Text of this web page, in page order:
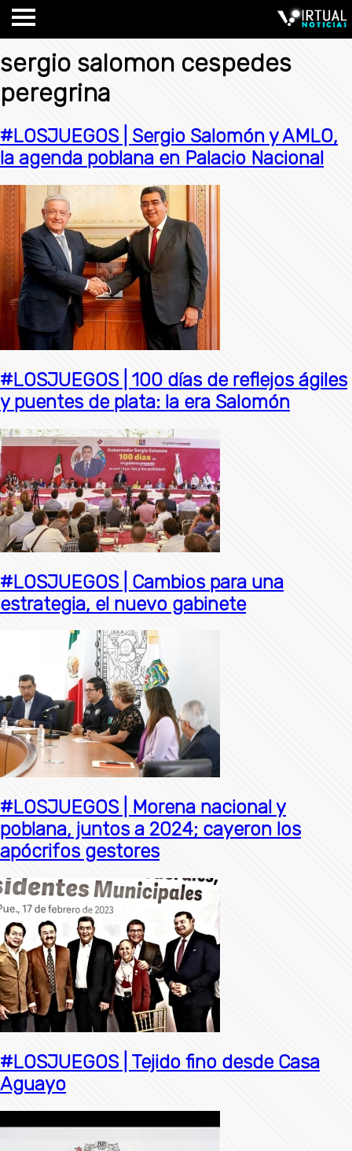
sergio salomon cespedes
peregrina
#LOSJUEGOS | Sergio Salomón y AMLO,
la agenda poblana en Palacio Nacional
#LOSJUEGOS | 100 días de reflejos ágiles
y puentes de plata: la era Salomón
#LOSJUEGOS | Cambios para una
estrategia, el nuevo gabinete
#LOSJUEGOS | Morena nacional y
poblana, juntos a 2024; cayeron los
apócrifos gestores
#LOSJUEGOS | Tejido fino desde Casa
Aguayo